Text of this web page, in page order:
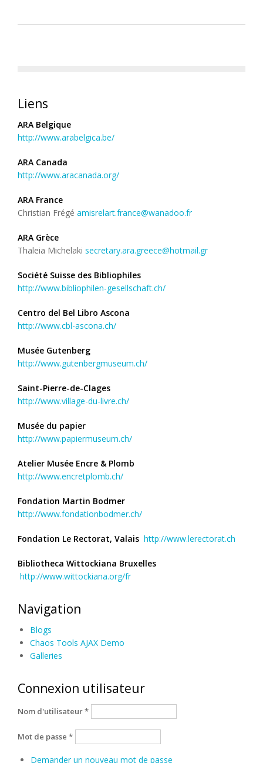
Liens
ARA Belgique
http://www.arabelgica.be/
ARA Canada
http://www.aracanada.org/
ARA France
Christian Frégé amisrelart.france@wanadoo.fr
ARA Grèce
Thaleia Michelaki secretary.ara.greece@hotmail.gr
Société Suisse des Bibliophiles
http://www.bibliophilen-gesellschaft.ch/
Centro del Bel Libro Ascona
http://www.cbl-ascona.ch/
Musée Gutenberg
http://www.gutenbergmuseum.ch/
Saint-Pierre-de-Clages
http://www.village-du-livre.ch/
Musée du papier
http://www.papiermuseum.ch/
Atelier Musée Encre & Plomb
http://www.encretplomb.ch/
Fondation Martin Bodmer
http://www.fondationbodmer.ch/
Fondation Le Rectorat, Valais http://www.lerectorat.ch
Bibliotheca Wittockiana Bruxelles
http://www.wittockiana.org/fr
Navigation
Blogs
Chaos Tools AJAX Demo
Galleries
Connexion utilisateur
Nom d'utilisateur*
Mot de passe *
Demander un nouveau mot de passe